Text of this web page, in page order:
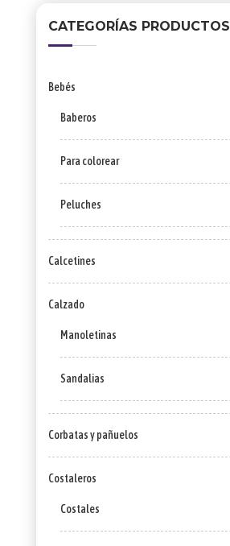
CATEGORÍAS PRODUCTOS
Bebés
Baberos
Para colorear
Peluches
Calcetines
Calzado
Manoletinas
Sandalias
Corbatas y pañuelos
Costaleros
Costales